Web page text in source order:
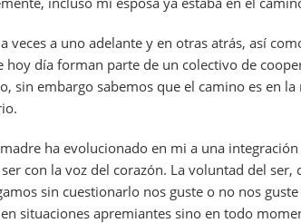
veces a uno adelante y en otras atrás, así
hoy día forman parte de un colectivo de
sin embargo sabemos que el camino es en
ha evolucionado en mi a una
con la voz del corazón. La voluntad del ser,
sin cuestionarlo nos guste o no nos
situaciones apremiantes sino en todo